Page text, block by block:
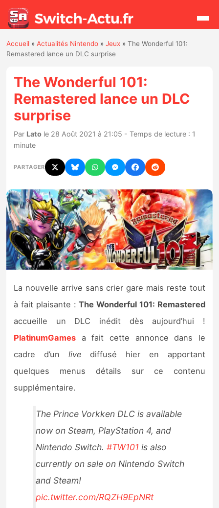
Actualités
Jeux
Hardware
Mises à jour
Chiffres de ventes
Rumeurs
Nintendo Direct
Tests et previews
Tests de jeux
Tests d’accessoires
Autres tests
Previews
Précommandes
Précommandes jeux Switch 2
Sorties de jeux
Bons plans
Accueil »Actualités Nintendo »Jeux »The Wonderful 101:
Remastered lance un DLC surprise
The Wonderful 101:
Remastered lance un DLC
surprise
Par Lato le 28 Août 2021 à 21:05 - Temps de lecture : 1
minute
PARTAGER
La nouvelle arrive sans crier gare mais reste tout
à fait plaisante :The Wonderful 101: Remastered
accueille un DLC inédit dès aujourd’hui !
PlatinumGames a fait cette annonce dans le
cadre d’un live diffusé hier en apportant
quelques menus détails sur ce contenu
supplémentaire.
The Prince Vorkken DLC is available
now on Steam, PlayStation 4, and
Nintendo Switch.#TW101 is also
currently on sale on Nintendo Switch
and Steam!
pic.twitter.com/RQZH9EpNRt